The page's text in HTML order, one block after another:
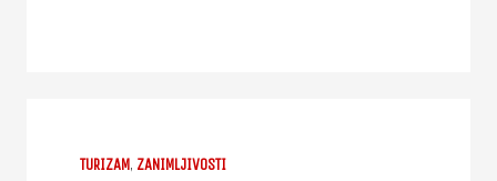
TURIZAM, ZANIMLJIVOSTI